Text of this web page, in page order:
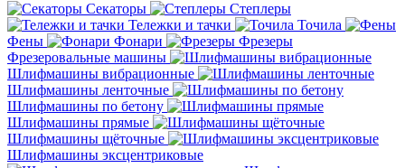
Секаторы
Степлеры
Тележки и тачки
Точила
Фены
Фонари
Фрезеры
Фрезеровальные машины
Шлифмашины вибрационные
Шлифмашины ленточные
Шлифмашины по бетону
Шлифмашины прямые
Шлифмашины щёточные
Шлифмашины эксцентриковые